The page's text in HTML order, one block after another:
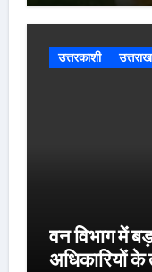
उत्तरकाशी
वन विभाग में
अधिकारियों के